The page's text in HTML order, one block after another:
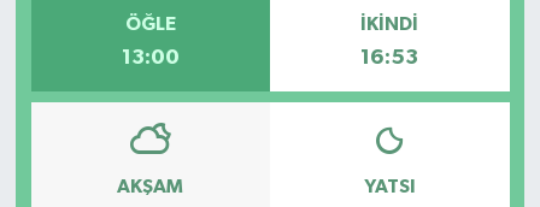
ÖĞLE
13:00
İKINDI
16:53
AKŞAM YATSI